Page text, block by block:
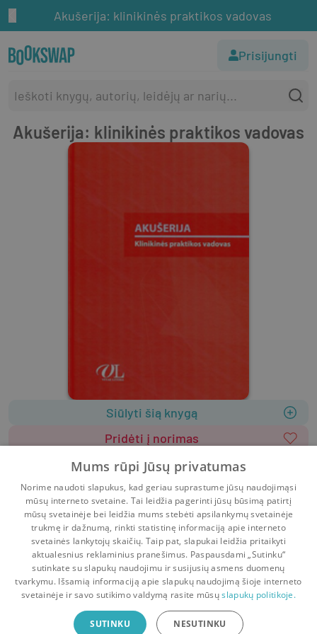
Akušerija: klinikinės praktikos vadovas
Prisijungti
Akušerija: klinikinės praktikos vadovas
Siūlyti šią knygą
Pridėti į norimas
Vitae Litera
366 psl.ISBN9786094544224
Viršelis: Kietas Lietuvių k.
Gamtos mokslai
Medicina Negrožinė literatūra
Pradinis Krepšelis Pokalbiai Pranešimai Paskyra
Bookswap programėlė
Mainykis knygomis dar patogiau!
Mums rūpi Jūsų privatumas
Norime naudoti slapukus, kad geriau suprastume jūsų naudojimąsi
mūsų interneto svetaine. Tai leidžia pagerinti jūsų būsimą patirtį
mūsų svetainėje bei leidžia mums stebėti apsilankymų svetainėje
trukmę ir dažnumą, rinkti statistinę informaciją apie interneto
svetainės lankytojų skaičių. Taip pat, slapukai leidžia pritaikyti
aktualesnius reklaminius pranešimus. Paspausdami „Sutinku“
sutinkate su slapukų naudojimu ir susijusių asmens duomenų
tvarkymu. Išsamią informaciją apie slapukų naudojimą šioje interneto
svetainėje ir savo sutikimo valdymą rasite mūsųslapukų politikoje.
SUTINKU NESUTINKU